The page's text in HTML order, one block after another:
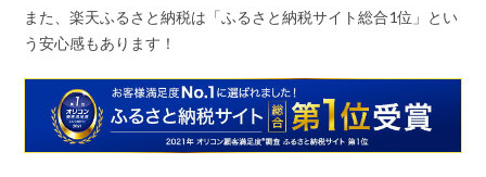
また、楽天ふるさと納税は「ふるさと納税サイト総合1位」とい
う安心感もあります！